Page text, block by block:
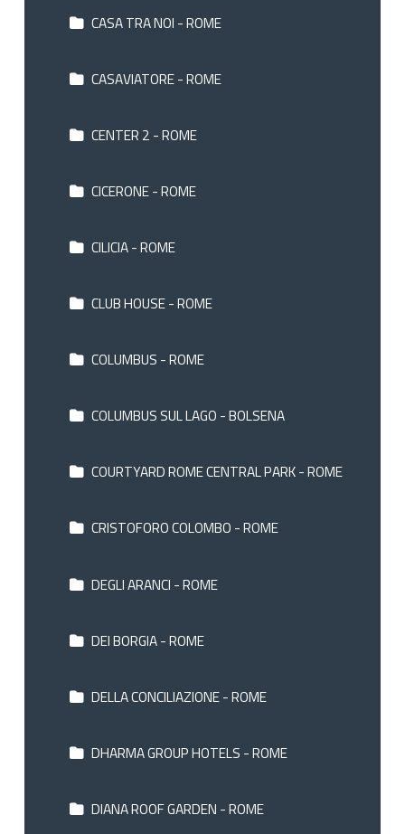
CASA TRA NOI - ROME
CASAVIATORE - ROME
CENTER 2 - ROME
CICERONE - ROME
CILICIA - ROME
CLUB HOUSE - ROME
COLUMBUS - ROME
COLUMBUS SUL LAGO - BOLSENA
COURTYARD ROME CENTRAL PARK - ROME
CRISTOFORO COLOMBO - ROME
DEGLI ARANCI - ROME
DEI BORGIA - ROME
DELLA CONCILIAZIONE - ROME
DHARMA GROUP HOTELS - ROME
DIANA ROOF GARDEN - ROME